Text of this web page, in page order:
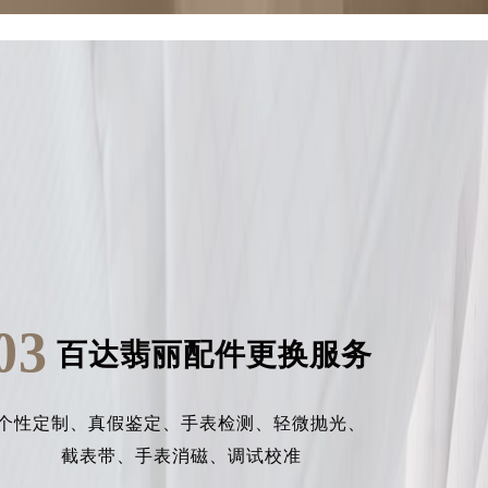
百达翡丽配件更换服务
性定制、 真假鉴定、 手表检测、 轻微抛光、
截表带、 手表消磁、 调试校准